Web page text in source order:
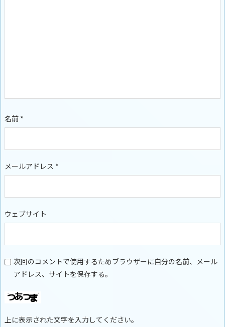
名前 *
メールアドレス *
ウェブサイト
次回のコメントで使用するためブラウザーに自分の名前、メール
アドレス、サイトを保存する。
上に表示された文字を入力してください。